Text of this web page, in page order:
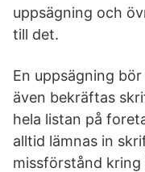
uppsägning och
till det.
En uppsägning
även bekräftas
hela listan på
alltid lämnas in
missförstånd kring